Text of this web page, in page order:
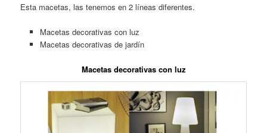
Esta macetas, las tenemos en 2 líneas diferentes.
Macetas decorativas con luz
Macetas decorativas de jardín
Macetas decorativas con luz